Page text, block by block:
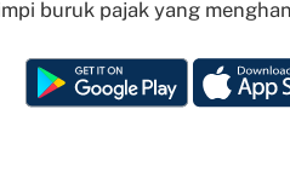
buruk pajak yang